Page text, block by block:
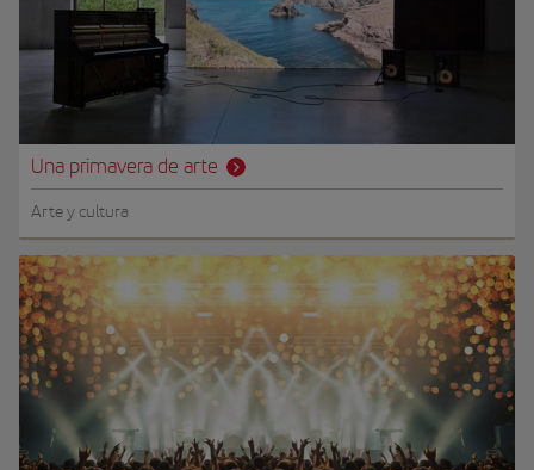
Una primavera de arte
Arte y cultura